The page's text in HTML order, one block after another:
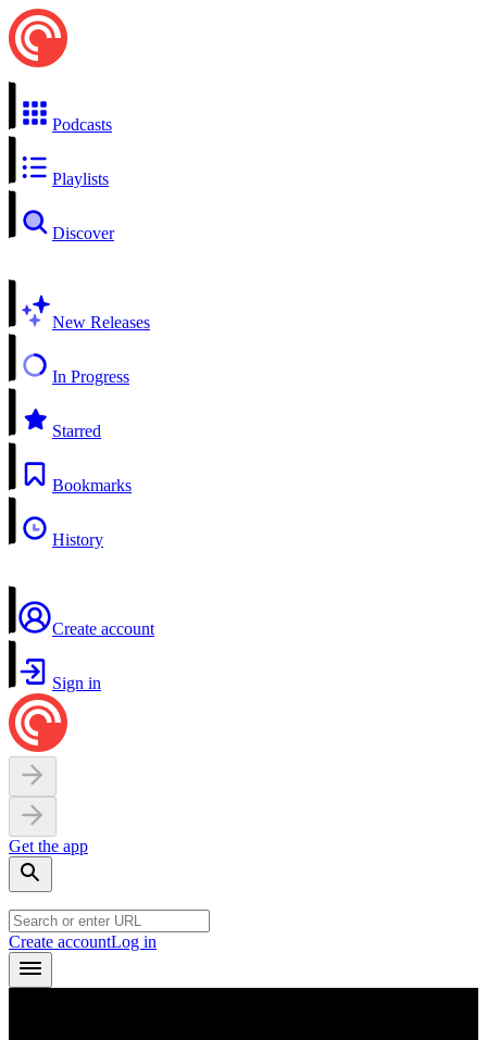
Podcasts
Playlists
Discover
New Releases
In Progress
Starred
Bookmarks
History
Create account
Sign in
Get the app
Create accountLog in